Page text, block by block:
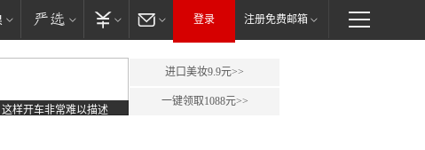
登录 注册免费邮箱
这样开车非常难以描述
进口美妆9.9元>>
一键领取1088元>>